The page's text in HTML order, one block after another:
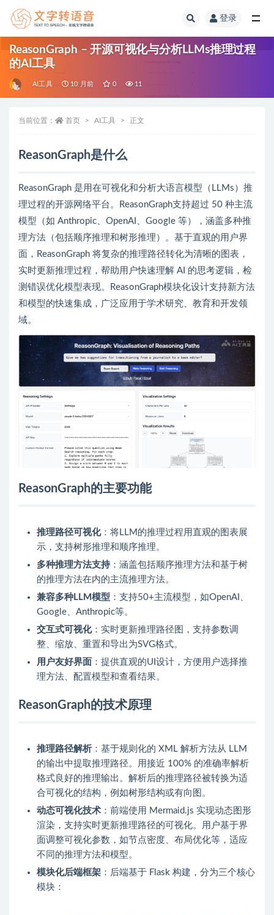
登录
ReasonGraph – 开源可视化与分析LLMs推理过程
的AI工具
AI工具 10 月前 0 11
当前位置： 首页 AI工具 正文
ReasonGraph是什么
ReasonGraph 是用在可视化和分析大语言模型（LLMs）推
理过程的开源网络平台。ReasonGraph支持超过 50 种主流
模型（如 Anthropic、OpenAI、Google 等），涵盖多种推
理方法（包括顺序推理和树形推理）。基于直观的用户界
面，ReasonGraph 将复杂的推理路径转化为清晰的图表，
实时更新推理过程，帮助用户快速理解 AI 的思考逻辑，检
测错误优化模型表现。ReasonGraph模块化设计支持新方法
和模型的快速集成，广泛应用于学术研究、教育和开发领
域。
ReasonGraph的主要功能
推理路径可视化：将LLM的推理过程用直观的图表展
示，支持树形推理和顺序推理。
多种推理方法支持：涵盖包括顺序推理方法和基于树
的推理方法在内的主流推理方法。
兼容多种LLM模型 ：支持50+主流模型，如OpenAI、
Google、Anthropic等。
交互式可视化：实时更新推理路径图，支持参数调
整、缩放、重置和导出为SVG格式。
用户友好界面 ：提供直观的UI设计，方便用户选择推
理方法、配置模型和查看结果。
ReasonGraph的技术原理
推理路径解析 ：基于规则化的 XML 解析方法从 LLM
的输出中提取推理路径。用接近 100% 的准确率解析
格式良好的推理输出。解析后的推理路径被转换为适
合可视化的结构，例如树形结构或有向图。
动态可视化技术 ：前端使用 Mermaid.js 实现动态图形
渲染，支持实时更新推理路径的可视化。用户基于界
面调整可视化参数，如节点密度、布局优化等，适应
不同的推理方法和模型。
模块化后端框架 ：后端基于 Flask 构建，分为三个核心
模块：